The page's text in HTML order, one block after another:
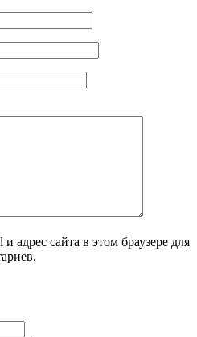
адрес сайта в этом браузере для